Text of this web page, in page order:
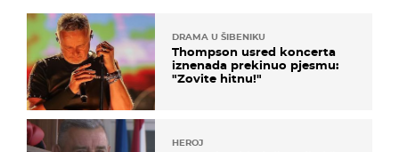
DRAMA U ŠIBENIKU
Thompson usred koncerta
iznenada prekinuo pjesmu:
"Zovite hitnu!"
HEROJ